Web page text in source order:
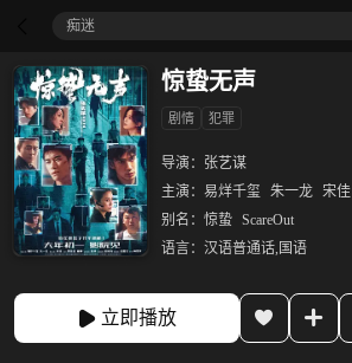
痴迷
惊蛰无声
剧情 犯罪
导演： 张艺谋
主演： 易烊千玺 朱一龙 宋佳
别名： 惊蛰 ScareOut
语言： 汉语普通话,国语
立即播放